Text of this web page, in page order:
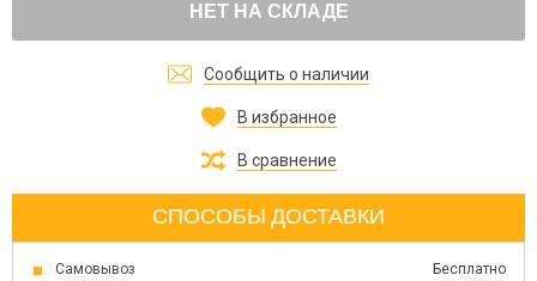
НЕТ НА СКЛАДЕ
Сообщить о наличии
В избранное
В сравнение
СПОСОБЫ ДОСТАВКИ
Самовывоз
Бесплатно